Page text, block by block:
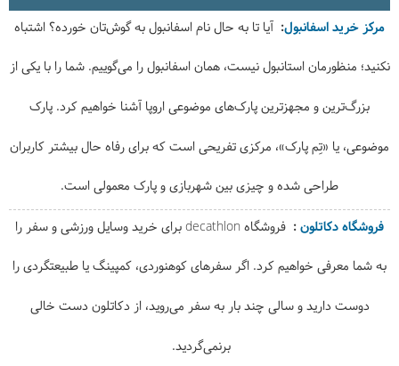
مرکز خرید اسفانبول آیا تا به حال نام اسفانبول به گوش‌تان خورده؟ اشتباه
نکنید؛ منظورمان استانبول نیست، همان اسفانبول را می‌گوییم. شما را با یکی از
بزرگ‌ترین و مجهزترین پارک‌های موضوعی اروپا آشنا خواهیم‌ کرد. پارک
موضوعی، یا «تِم پارک»، مرکزی تفریحی است که برای رفاه حال بیشتر کاربران
طراحی شده و چیزی بین شهربازی و پارک معمولی است.
فروشگاه دکاتلون
فروشگاه decathlon برای خرید وسایل ورزشی و سفر را
به شما معرفی خواهیم کرد. اگر سفرهای کوهنوردی، کمپینگ یا طبیعتگردی را
دوست دارید و سالی چند بار به سفر می‌روید، از دکاتلون دست خالی
برنمی‌گردید.